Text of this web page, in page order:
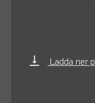
vertical_align_bottom Ladda ner